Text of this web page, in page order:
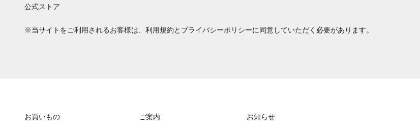
公式ストア
※当サイトをご利用されるお客様は、 利用規約と プライバシーポリシーに同意していただく必要があります。
お買いもの ご案内 お知らせ